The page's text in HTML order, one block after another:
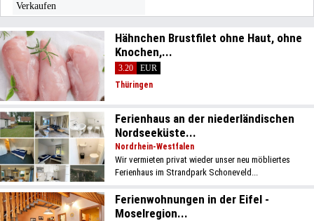
Verkaufen
Hähnchen Brustfilet ohne Haut, ohne
Knochen,...
3.20
EUR
Thüringen
Ferienhaus an der niederländischen
Nordseeküste...
Nordrhein-Westfalen
Wir vermieten privat wieder unser neu möbliertes
Ferienhaus im Strandpark Schoneveld...
Ferienwohnungen in der Eifel -
Moselregion...